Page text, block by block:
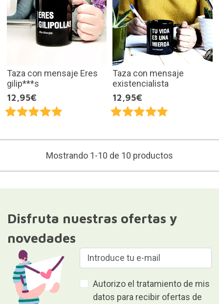
Taza con mensaje Eres
gilip***s
12,95€
Taza con mensaje
existencialista
12,95€
Mostrando 1-10 de 10 productos
Disfruta nuestras ofertas y
novedades
Autorizo el tratamiento de mis
datos para recibir ofertas de